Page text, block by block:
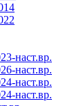
наст.вр.
наст.вр.
наст.вр.
наст.вр.